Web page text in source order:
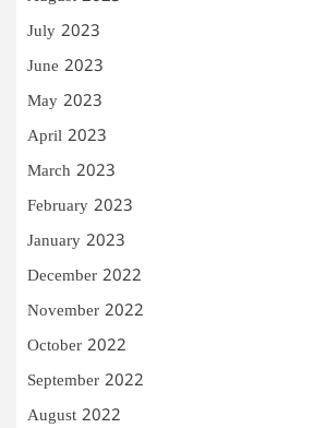
July 2023
June 2023
May 2023
April 2023
March 2023
February 2023
January 2023
December 2022
November 2022
October 2022
September 2022
August 2022